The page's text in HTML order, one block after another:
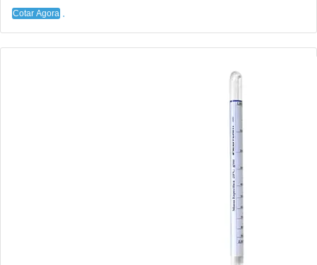
Cotar Agora